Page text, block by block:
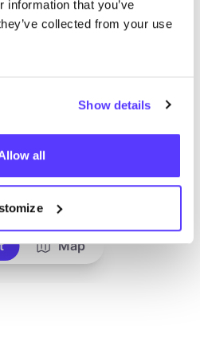
information that you’ve
collected from your use
Show details
all
Besuche Webshop
Map